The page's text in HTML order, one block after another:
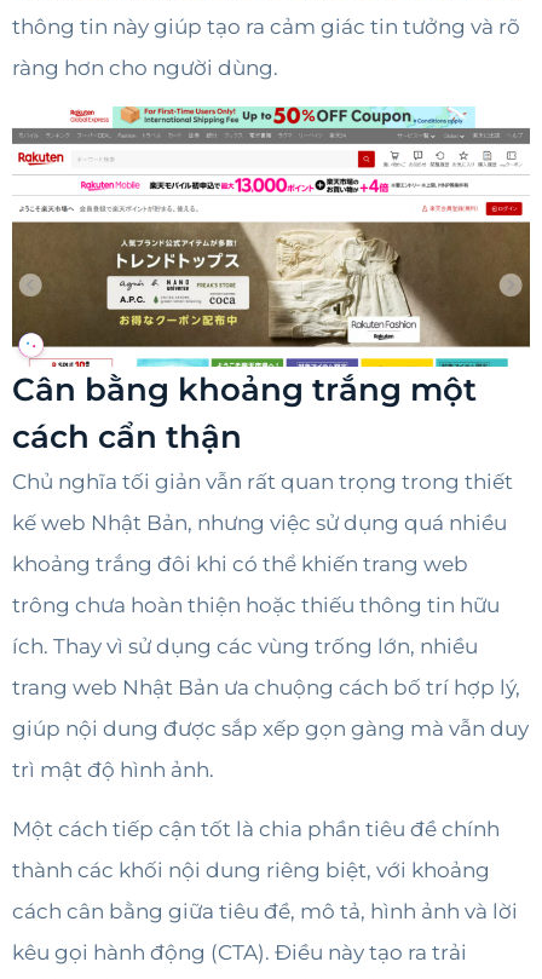
thông tin này giúp tạo ra cảm giác tin tưởng và rõ
ràng hơn cho người dùng.
Cân bằng khoảng trắng một
cách cẩn thận
Chủ nghĩa tối giản vẫn rất quan trọng trong thiết
kế web Nhật Bản, nhưng việc sử dụng quá nhiều
khoảng trắng đôi khi có thể khiến trang web
trông chưa hoàn thiện hoặc thiếu thông tin hữu
ích. Thay vì sử dụng các vùng trống lớn, nhiều
trang web Nhật Bản ưa chuộng cách bố trí hợp lý,
giúp nội dung được sắp xếp gọn gàng mà vẫn duy
trì mật độ hình ảnh.
Một cách tiếp cận tốt là chia phần tiêu đề chính
thành các khối nội dung riêng biệt, với khoảng
cách cân bằng giữa tiêu đề, mô tả, hình ảnh và lời
kêu gọi hành động (CTA). Điều này tạo ra trải